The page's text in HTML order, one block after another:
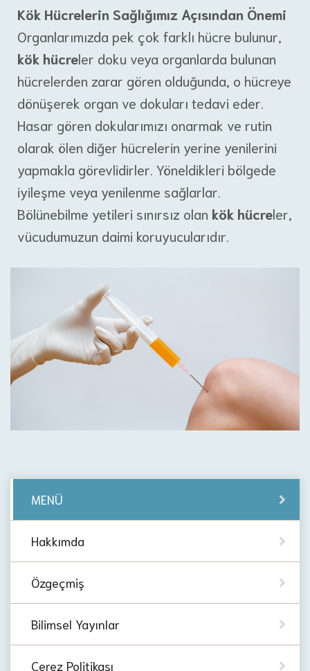
MENÜ
Hakkımda
Özgeçmiş
Bilimsel Yayınlar
Çerez Politikası
Kök Hücrelerin Sağlığımız Açısından Önemi
Organlarımızda pek çok farklı hücre bulunur,
kök hücreler doku veya organlarda bulunan
hücrelerden zarar gören olduğunda, o hücreye
dönüşerek organ ve dokuları tedavi eder.
Hasar gören dokularımızı onarmak ve rutin
olarak ölen diğer hücrelerin yerine yenilerini
yapmakla görevlidirler. Yöneldikleri bölgede
iyileşme veya yenilenme sağlarlar.
Bölünebilme yetileri sınırsız olan kök hücreler,
vücudumuzun daimi koruyucularıdır.